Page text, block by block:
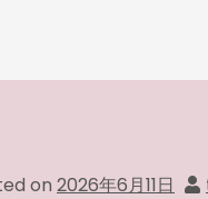
on 2026年6月11日